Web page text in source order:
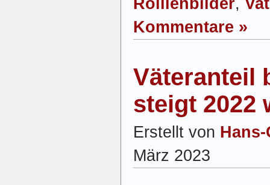
Rolllenbilder,
Kommentare »
Väteranteil
steigt 2022
Erstellt von
März 2023